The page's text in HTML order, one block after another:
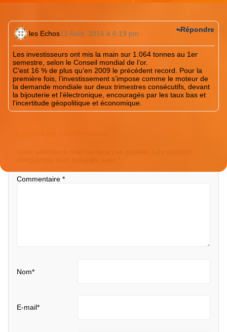
les Echos12 Août. 2016 à 6:19 pm
Les investisseurs ont mis la main sur 1.064 tonnes au 1er
semestre, selon le Conseil mondial de l’or.
C’est 16 % de plus qu’en 2009 le précédent record. Pour la
première fois, l’investissement s’impose comme le moteur de
la demande mondiale sur deux trimestres consécutifs, devant
la bijouterie et l’électronique, encouragés par les taux bas et
l’incertitude géopolitique et économique.
Répondre
Commentaire *
Nom*
E-mail*